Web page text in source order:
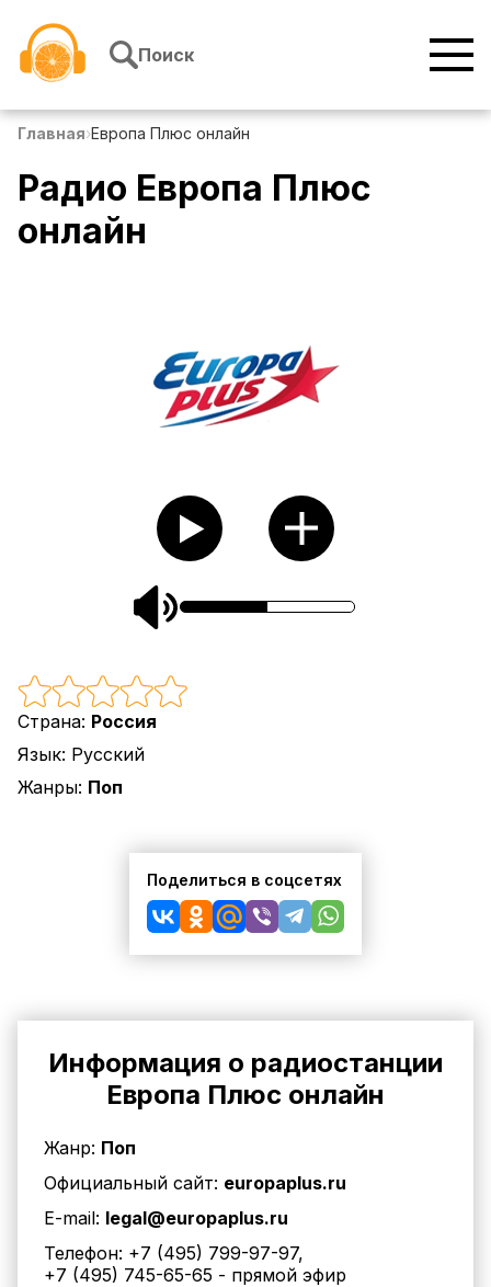
Поиск
Главная›Европа Плюс онлайн
Радио Европа Плюс
онлайн
Страна: Россия
Язык: Русский
Жанры: Поп
Поделиться в соцсетях
Информация о радиостанции
Европа Плюс онлайн
Жанр: Поп
Официальный сайт: europaplus.ru
E-mail: legal@europaplus.ru
Телефон: +7 (495) 799-97-97,
+7 (495) 745-65-65 - прямой эфир